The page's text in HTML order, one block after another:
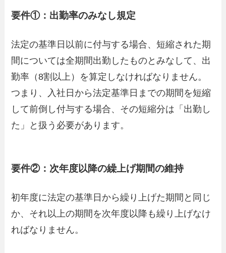
要件①：出勤率のみなし規定
法定の基準日以前に付与する場合、短縮された期
間については全期間出勤したものとみなして、出
勤率（8割以上）を算定しなければなりません。
つまり、入社日から法定基準日までの期間を短縮
して前倒し付与する場合、その短縮分は「出勤し
た」と扱う必要があります。
要件②：次年度以降の繰上げ期間の維持
初年度に法定の基準日から繰り上げた期間と同じ
か、それ以上の期間を次年度以降も繰り上げなけ
ればなりません。